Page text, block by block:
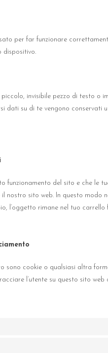
per far funzionare
dispositivo.
invisibile pezzo di testo o
dati su di te vengono conservati
funzionamento del sito e che le
nostro sito web. In questo modo
l’oggetto rimane nel tuo
sono cookie o qualsiasi altra
l’utente su questo sito